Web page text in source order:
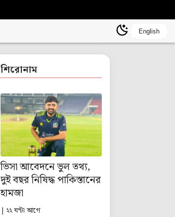
English
শিরোনাম
ভিসা আবেদনে ভুল তথ্য,
দুই বছর নিষিদ্ধ পাকিস্তানের
হামজা
| ২২ ঘন্টা আগে